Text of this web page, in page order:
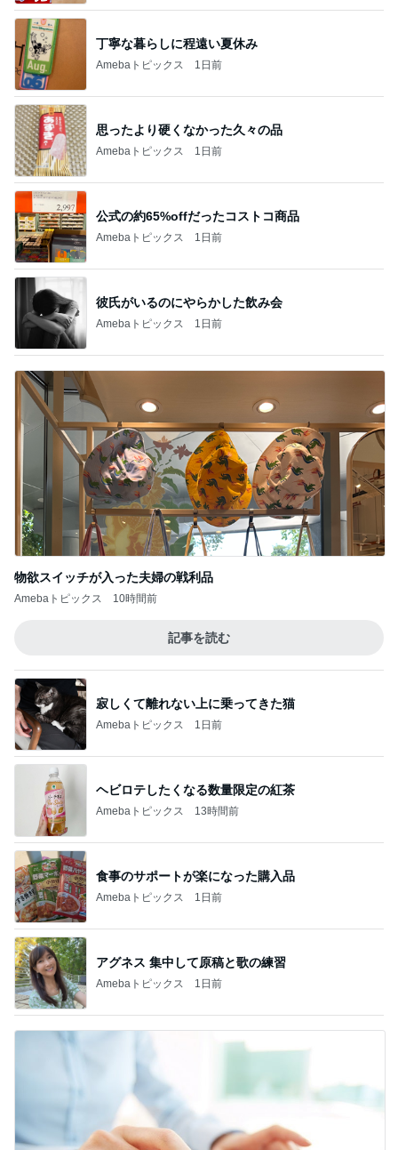
丁寧な暮らしに程遠い夏休み
Amebaトピックス 1日前
思ったより硬くなかった久々の品
Amebaトピックス 1日前
公式の約65%offだったコストコ商品
Amebaトピックス 1日前
彼氏がいるのにやらかした飲み会
Amebaトピックス 1日前
物欲スイッチが入った夫婦の戦利品
Amebaトピックス 10時間前
記事を読む
寂しくて離れない上に乗ってきた猫
Amebaトピックス 1日前
ヘビロテしたくなる数量限定の紅茶
Amebaトピックス 13時間前
食事のサポートが楽になった購入品
Amebaトピックス 1日前
アグネス 集中して原稿と歌の練習
Amebaトピックス 1日前